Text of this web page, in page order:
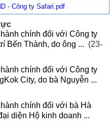
- Công ty Safari.pdf
chính đối với Công ty
Bến Thành, do ông ... (23-
chính đối với Công ty
City, do bà Nguyễn ...
chính đối với bà Hà
diện Hộ kinh doanh ...